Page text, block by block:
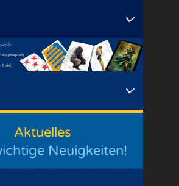
Aktuelles
Neuigkeiten!